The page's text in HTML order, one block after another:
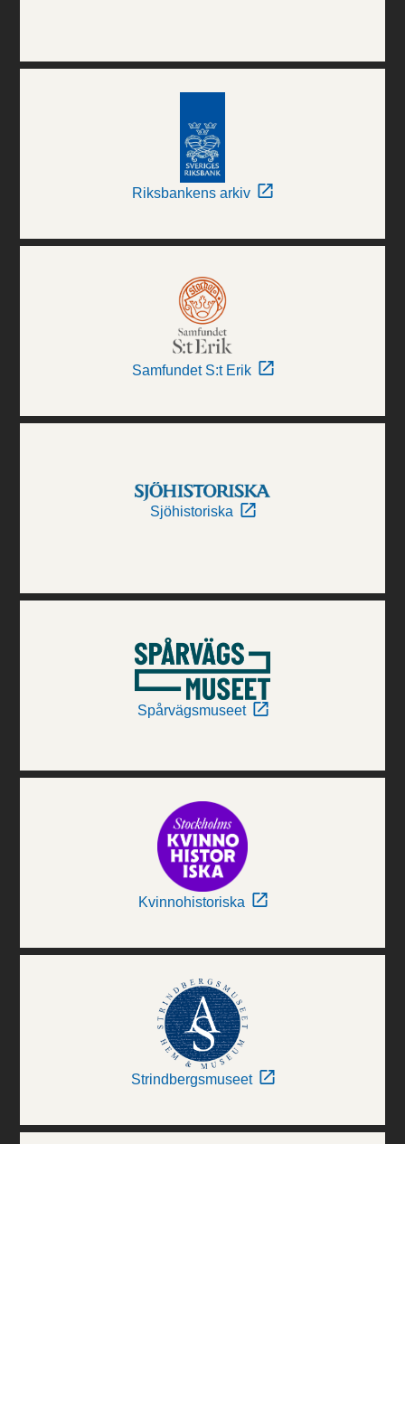
Riksbankens arkiv
Samfundet S:t Erik
Sjöhistoriska
Spårvägsmuseet
Kvinnohistoriska
Strindbergsmuseet